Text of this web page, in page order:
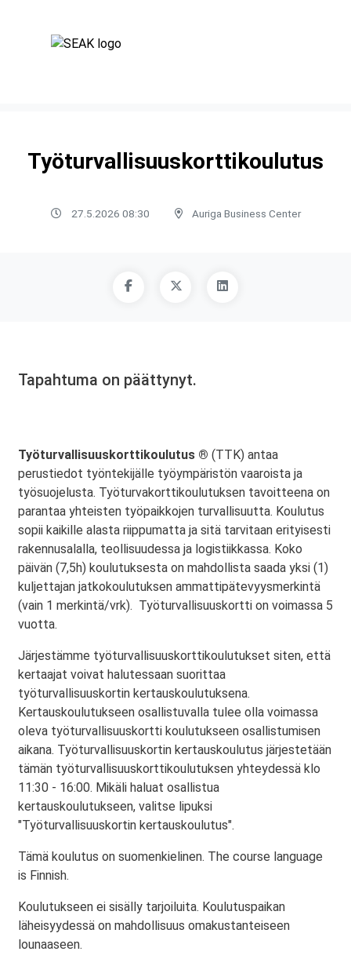
Työturvallisuuskorttikoulutus
27.5.2026 08:30 Auriga Business Center
Tapahtuma on päättynyt.
Työturvallisuuskorttikoulutus ® (TTK) antaa
perustiedot työntekijälle työympäristön vaaroista ja
työsuojelusta. Työturvakorttikoulutuksen tavoitteena on
parantaa yhteisten työpaikkojen turvallisuutta. Koulutus
sopii kaikille alasta riippumatta ja sitä tarvitaan erityisesti
rakennusalalla, teollisuudessa ja logistiikkassa. Koko
päivän (7,5h) koulutuksesta on mahdollista saada yksi (1)
kuljettajan jatkokoulutuksen ammattipätevyysmerkintä
(vain 1 merkintä/vrk). Työturvallisuuskortti on voimassa 5
vuotta.
Järjestämme työturvallisuuskorttikoulutukset siten, että
kertaajat voivat halutessaan suorittaa
työturvallisuuskortin kertauskoulutuksena.
Kertauskoulutukseen osallistuvalla tulee olla voimassa
oleva työturvallisuuskortti koulutukseen osallistumisen
aikana. Työturvallisuuskortin kertauskoulutus järjestetään
tämän työturvallisuuskorttikoulutuksen yhteydessä klo
11:30 - 16:00. Mikäli haluat osallistua
kertauskoulutukseen, valitse lipuksi
"Työturvallisuuskortin kertauskoulutus".
Tämä koulutus on suomenkielinen. The course language
is Finnish.
Koulutukseen ei sisälly tarjoiluita. Koulutuspaikan
läheisyydessä on mahdollisuus omakustanteiseen
lounaaseen.